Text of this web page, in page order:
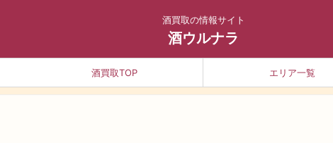
酒買取の情報サイト
酒ウルナラ
酒買取TOP エリア一覧